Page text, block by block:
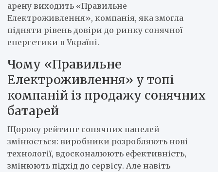
арену виходить «Правильне
Електроживлення», компанія, яка змогла
підняти рівень довіри до ринку сонячної
енергетики в Україні.
Чому «Правильне
Електроживлення» у топі
компаній із продажу сонячних
батарей
Щороку рейтинг сонячних панелей
змінюється: виробники розробляють нові
технології, вдосконалюють ефективність,
змінюють підхід до сервісу. Але навіть